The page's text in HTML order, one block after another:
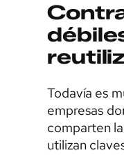
Todavía es
empresas
comparten
utilizan